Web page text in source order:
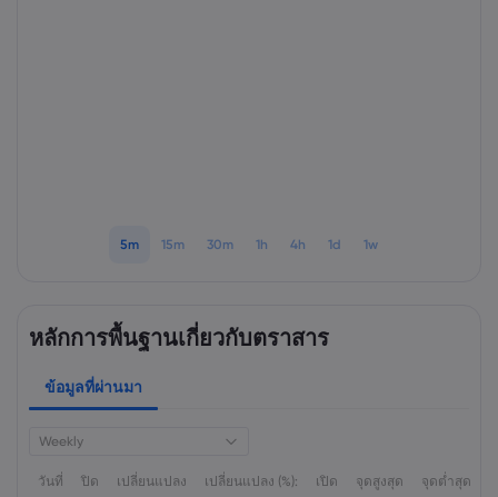
5m 15m 30m 1h 4h 1d 1w
หลักการพื้นฐานเกี่ยวกับตราสาร
ข้อมูลที่ผ่านมา
Weekly
วันที่ ปิด เปลี่ยนแปลง เปลี่ยนแปลง (%): เปิด จุดสูงสุด จุดต่ำสุด